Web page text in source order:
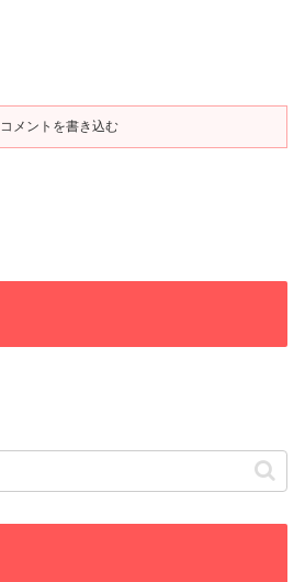
コメントを書き込む